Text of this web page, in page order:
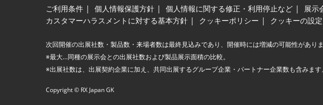
ご利用条件 個人情報保護方針 個人情報に関する修正・利用停止など 展示
カスタマーハラスメントに対する基本方針
クッキーポリシー クッキーの設定
次回開催の出展社数・製品数・来場者数は最終見込みであり、開催時には増減の可能性がありま
※最大…同種の展示会との出展社数および製品展示面積の比較。
※出展社数は、出展契約企業に加え、共同出展するグループ企業・パートナー企業数も含みます。
Copyright © RX Japan GK